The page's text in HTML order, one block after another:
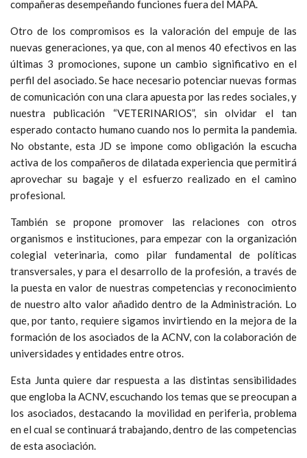
compañeras desempeñando funciones fuera del MAPA.
Otro de los compromisos es la valoración del empuje de las
nuevas generaciones, ya que, con al menos 40 efectivos en las
últimas 3 promociones, supone un cambio significativo en el
perfil del asociado. Se hace necesario potenciar nuevas formas
de comunicación con una clara apuesta por las redes sociales, y
nuestra publicación “VETERINARIOS”, sin olvidar el tan
esperado contacto humano cuando nos lo permita la pandemia.
No obstante, esta JD se impone como obligación la escucha
activa de los compañeros de dilatada experiencia que permitirá
aprovechar su bagaje y el esfuerzo realizado en el camino
profesional.
También se propone promover las relaciones con otros
organismos e instituciones, para empezar con la organización
colegial veterinaria, como pilar fundamental de políticas
transversales, y para el desarrollo de la profesión, a través de
la puesta en valor de nuestras competencias y reconocimiento
de nuestro alto valor añadido dentro de la Administración. Lo
que, por tanto, requiere sigamos invirtiendo en la mejora de la
formación de los asociados de la ACNV, con la colaboración de
universidades y entidades entre otros.
Esta Junta quiere dar respuesta a las distintas sensibilidades
que engloba la ACNV, escuchando los temas que se preocupan a
los asociados, destacando la movilidad en periferia, problema
en el cual se continuará trabajando, dentro de las competencias
de esta asociación.